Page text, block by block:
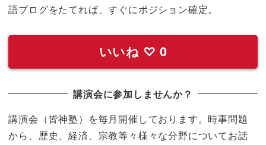
語ブログをたてれば、すぐにポジション確定。
いいね ♡ 0
講演会に参加しませんか？
講演会（皆神塾）を毎月開催しております。時事問題
から、歴史、経済、宗教等々様々な分野についてお話